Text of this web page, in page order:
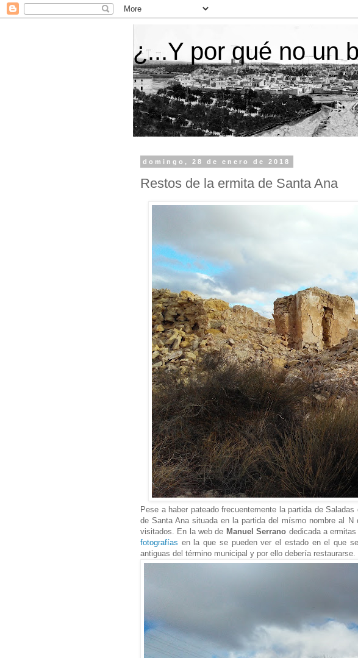
¿...Y por qué no un
domingo, 28 de enero de 2018
Restos de la ermita de Santa Ana
Pese a haber pateado frecuentemente la partida de
de Santa Ana situada en la partida del mísmo nombre al
visitados. En la web de Manuel Serrano dedicada a
fotografías en la que se pueden ver el estado en el que
antiguas del término municipal y por ello debería restaurarse.